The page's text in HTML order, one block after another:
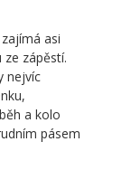
asi
zápěstí.
nejvíc
a kolo
pásem